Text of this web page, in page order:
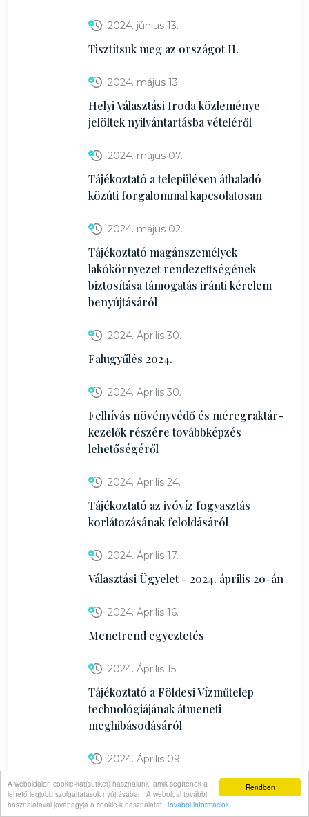
Rendben
A weboldalon cookie-kat(sütiket) használunk, amik segítenek a
lehető legjobb szolgáltatások nyújtásában. A weboldal további
használatával jóváhagyja a cookie-k használatát. További információk
2024. június 13.
Tisztítsuk meg az országot II.
2024. május 13.
Helyi Választási Iroda közleménye
jelöltek nyilvántartásba vételéről
2024. május 07.
Tájékoztató a településen áthaladó
közúti forgalommal kapcsolatosan
2024. május 02.
Tájékoztató magánszemélyek
lakókörnyezet rendezettségének
biztosítása támogatás iránti kérelem
benyújtásáról
2024. Április 30.
Falugyűlés 2024.
2024. Április 30.
Felhívás növényvédő és méregraktár-
kezelők részére továbbképzés
lehetőségéről
2024. Április 24.
Tájékoztató az ivóvíz fogyasztás
korlátozásának feloldásáról
2024. Április 17.
Választási Ügyelet - 2024. április 20-án
2024. Április 16.
Menetrend egyeztetés
2024. Április 15.
Tájékoztató a Földesi Vízműtelep
technológiájának átmeneti
meghibásodásáról
2024. Április 09.
Helyi Választási Iroda tájékoztatója
választáshoz kapcsolódó határidőkről